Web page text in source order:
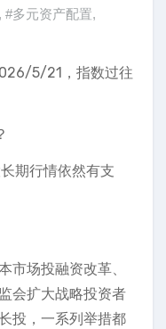
, #多元资产配置,
5/21，指数过往
期行情依然有支
市场投融资改革、
会扩大战略投资者
投，一系列举措都